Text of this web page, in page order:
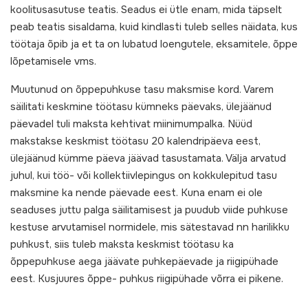
koolitusasutuse teatis. Seadus ei ütle enam, mida täpselt
peab teatis sisaldama, kuid kindlasti tuleb selles näidata, kus
töötaja õpib ja et ta on lubatud loengutele, eksamitele, õppe
lõpetamisele vms.
Muutunud on õppepuhkuse tasu maksmise kord. Varem
säilitati keskmine töötasu kümneks päevaks, ülejäänud
päevadel tuli maksta kehtivat miinimumpalka. Nüüd
makstakse keskmist töötasu 20 kalendripäeva eest,
ülejäänud kümme päeva jäävad tasustamata. Välja arvatud
juhul, kui töö- või kollektiivlepingus on kokkulepitud tasu
maksmine ka nende päevade eest. Kuna enam ei ole
seaduses juttu palga säilitamisest ja puudub viide puhkuse
kestuse arvutamisel normidele, mis sätestavad nn harilikku
puhkust, siis tuleb maksta keskmist töötasu ka
õppepuhkuse aega jäävate puhkepäevade ja riigipühade
eest. Kusjuures õppe- puhkus riigipühade võrra ei pikene.